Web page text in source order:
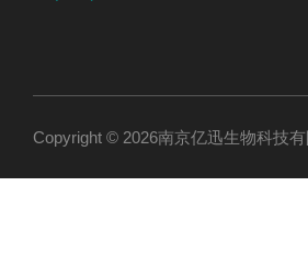
Copyright © 2026南京亿迅生物科技